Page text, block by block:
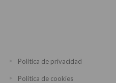
Política de privacidad
Política de cookies